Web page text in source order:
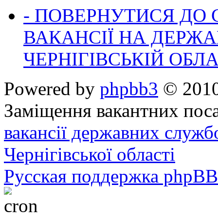
- ПОВЕРНУТИСЯ ДО
ВАКАНСІЇ НА
ЧЕРНІГІВСЬКІЙ
Powered by phpbb3 ©
Заміщення вакантних
вакансії державних
Чернігівської області
Русская поддержка phpBB